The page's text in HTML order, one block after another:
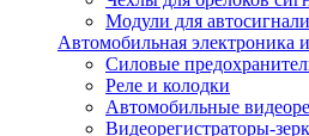
Модули для
Автомобильная электроника
Силовые
Реле и колодки
Автомобильные
Видеорегистраторы-